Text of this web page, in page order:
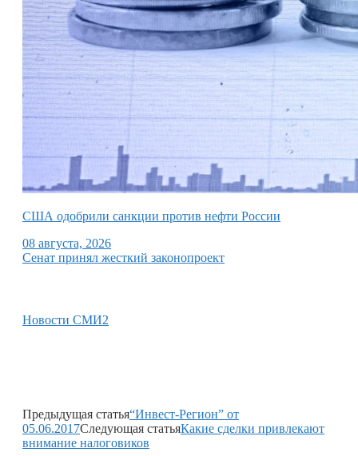
США одобрили санкции против нефти России
08 августа, 2026
Сенат принял жесткий законопроект
Новости СМИ2
Предыдущая статья“Инвест-Регион” от
05.06.2017Следующая статьяКакие сделки привлекают
внимание налоговиков